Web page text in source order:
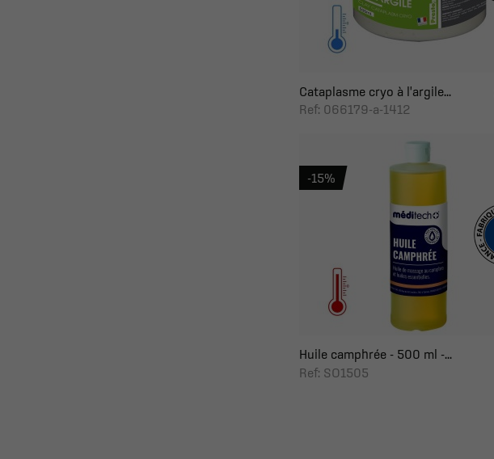
Cataplasme cryo à l'argile...
Ref: 066179-a-1412
Huile camphrée - 500 ml -...
Ref: SO1505
-15%